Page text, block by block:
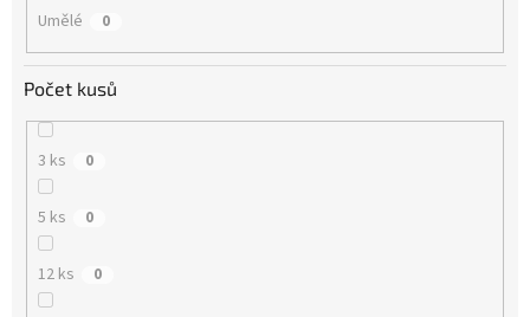
Umělé 0
Počet kusů
3 ks 0
5 ks 0
12 ks 0